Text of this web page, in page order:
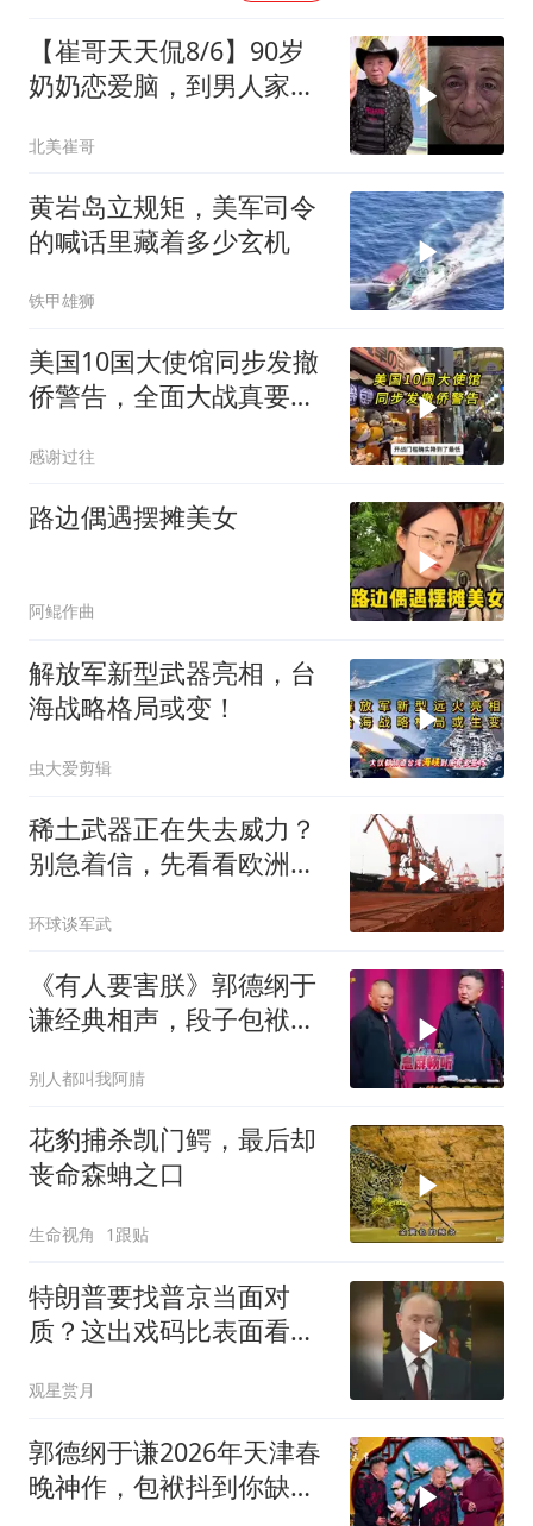
【崔哥天天侃8/6】90岁
奶奶恋爱脑，到男人家索
北美崔哥
黄岩岛立规矩，美军司令
的喊话里藏着多少玄机
铁甲雄狮
美国10国大使馆同步发撤
侨警告，全面大战真要来
感谢过往
路边偶遇摆摊美女
阿鲲作曲
解放军新型武器亮相，台
海战略格局或变！
虫大爱剪辑
稀土武器正在失去威力？
别急着信，先看看欧洲军
环球谈军武
《有人要害朕》郭德纲于
谦经典相声，段子包袱满
别人都叫我阿腈
花豹捕杀凯门鳄，最后却
丧命森蚺之口
生命视角 1跟贴
特朗普要找普京当面对
质？这出戏码比表面看起
观星赏月
郭德纲于谦2026年天津春
晚神作，包袱抖到你缺氧